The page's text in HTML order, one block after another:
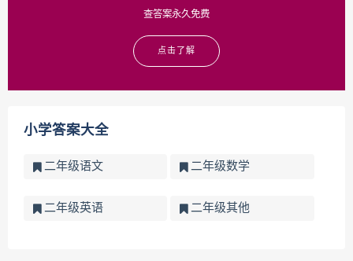
查答案永久免费
点击了解
小学答案大全
二年级语文 二年级数学
二年级英语 二年级其他